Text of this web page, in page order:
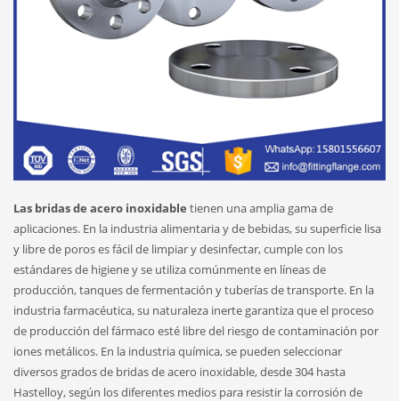
Las bridas de acero inoxidable tienen una amplia gama de
aplicaciones. En la industria alimentaria y de bebidas, su superficie lisa
y libre de poros es fácil de limpiar y desinfectar, cumple con los
estándares de higiene y se utiliza comúnmente en líneas de
producción, tanques de fermentación y tuberías de transporte. En la
industria farmacéutica, su naturaleza inerte garantiza que el proceso
de producción del fármaco esté libre del riesgo de contaminación por
iones metálicos. En la industria química, se pueden seleccionar
diversos grados de bridas de acero inoxidable, desde 304 hasta
Hastelloy, según los diferentes medios para resistir la corrosión de